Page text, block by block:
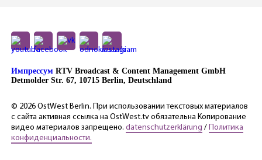
Импрессум RTV Broadcast & Content Management GmbH
Detmolder Str. 67, 10715 Berlin, Deutschland
© 2026 OstWest Berlin. При использовании текстовых материалов
с сайта активная ссылка на OstWest.tv обязательна Копирование
видео материалов запрещено. datenschutzerklärung / Политика
конфиденциальности.